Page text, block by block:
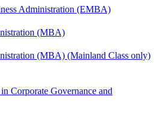
Administration (EMBA)
(MBA)
(MBA) (Mainland Class only)
Corporate Governance and